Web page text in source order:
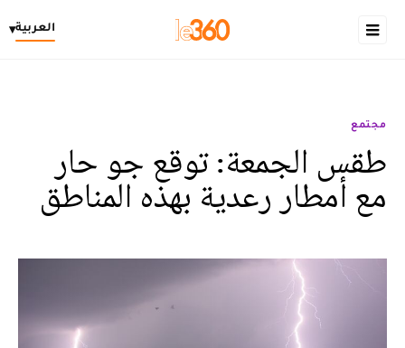
العربية▾
مجتمع
طقس الجمعة: توقع جو حار
مع أمطار رعدية بهذه المناطق